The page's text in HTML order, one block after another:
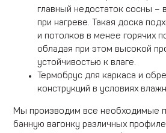
главный недостаток сосны –
при нагреве. Такая доска
и потолков в менее горячих
обладая при этом высокой
устойчивостью к влаге.
Термобрус для каркаса и
конструкций в условиях
Мы производим все необходимые
банную вагонку различных